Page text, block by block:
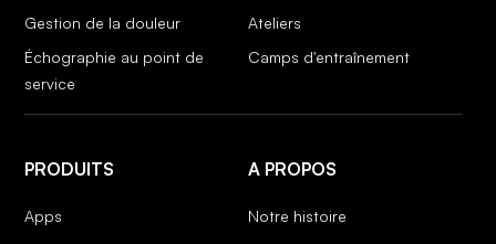
Gestion de la douleur
Échographie au point de
service
Ateliers
Camps d'entraînement
PRODUITS
Apps
A PROPOS
Notre histoire